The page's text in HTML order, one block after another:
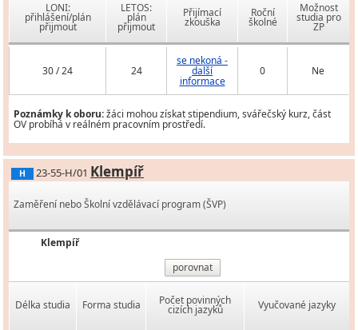
LONI:
přihlášení/plán
přijmout
LETOS:
plán
přijmout
Přijímací
zkouška
Roční
školné
Možnost
studia pro
ZP
30 / 24 24
se nekoná -
další
informace
0 Ne
Poznámky k oboru:žáci mohou získat stipendium, svářečský kurz, část
OV probíhá v reálném pracovním prostředí.
H 23-55-H/01 Klempíř
Zaměření nebo Školní vzdělávací program (ŠVP)
Klempíř
porovnat
Délka studia Forma studia Počet povinných
cizích jazyků Vyučované jazyky